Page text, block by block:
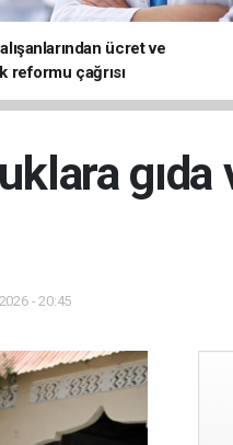
ücret ve
reformu çağrısı
gıda
- 20:45